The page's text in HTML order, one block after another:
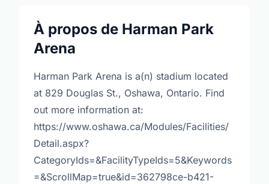
À propos de Harman Park
Arena
Harman Park Arena is a(n) stadium located
at 829 Douglas St., Oshawa, Ontario. Find
out more information at:
https://www.oshawa.ca/Modules/Facilities/
Detail.aspx?
CategoryIds=&FacilityTypeIds=5&Keywords
=&ScrollMap=true&id=362798ce-b421-